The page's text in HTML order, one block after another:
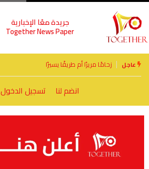
جريدة معًا الإخبارية
Together News Paper
عاجل الأخوة الأعداء وحتمًا لابد من لقاء
انضم لنا تسجيل الدخول